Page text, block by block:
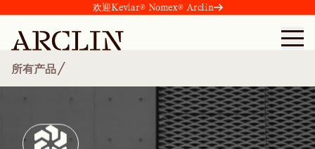
欢迎Kevlar® Nomex® Arclin
所有产品/